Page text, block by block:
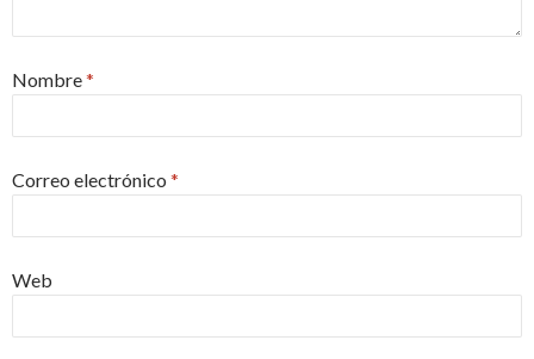
Nombre*
Correo electrónico *
Web